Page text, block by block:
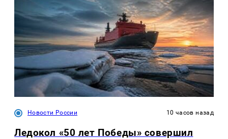
Новости России 10 часов назад
Ледокол «50 лет Победы» совершил